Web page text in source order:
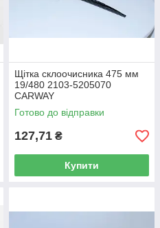
Щітка склоочисника 475 мм
19/480 2103-5205070
CARWAY
Готово до відправки
127,71 ₴
Купити